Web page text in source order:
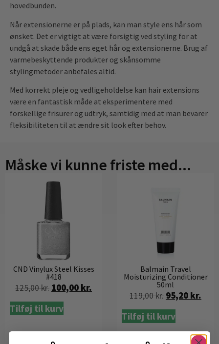
hovedbunden.
Når extensionerne er på plads, kan man style ens hår som
ønsket. Det er vigtigt at være forsigtig ved styling for at
undgå at skade både ens eget hår og extensionerne. Brug af
varmebeskyttende produkter og skånsomme
stylingmetoder anbefales altid.
Med korrekt pleje og vedligeholdelse kan hair extensions
være en fantastisk måde at eksperimentere med
forskellige frisurer og udtryk, samtidig med at man bevarer
fleksibiliteten til at ændre sit look efter behov.
Måske vi kunne friste med...
CND Vinylux Steel Kisses
#418
125,00kr. 100,00 kr.
Tilføj til kurv
Balmain Travel
Moisturizing Conditioner
50ml
119,00kr. 95,20 kr.
Tilføj til kurv